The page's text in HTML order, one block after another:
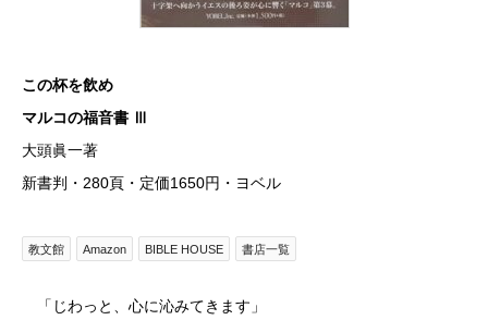
この杯を飲め
マルコの福音書 Ⅲ
大頭眞一著
新書判・280頁・定価1650円・ヨベル
教文館 Amazon BIBLE HOUSE 書店一覧
「じわっと、心に沁みてきます」